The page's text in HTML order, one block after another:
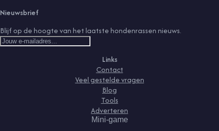
Nieuwsbrief
Blijf op de hoogte van het laatste hondenrassen nieuws.
Links
Contact
Veel gestelde vragen
Blog
Tools
Adverteren
Mini-game